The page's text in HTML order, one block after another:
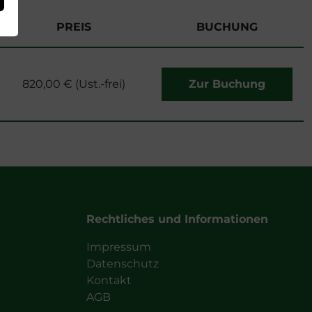
PREIS BUCHUNG
820,00 € (Ust.-frei) Zur Buchung
Rechtliches und Informationen
Impressum
Datenschutz
Kontakt
AGB